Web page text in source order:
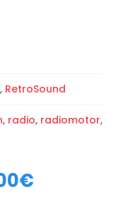
, RetroSound
, radio, radiomotor,
€Rango